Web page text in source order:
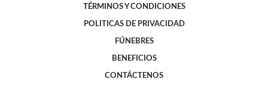
TÉRMINOS Y CONDICIONES
POLITICAS DE PRIVACIDAD
FÚNEBRES
BENEFICIOS
CONTÁCTENOS